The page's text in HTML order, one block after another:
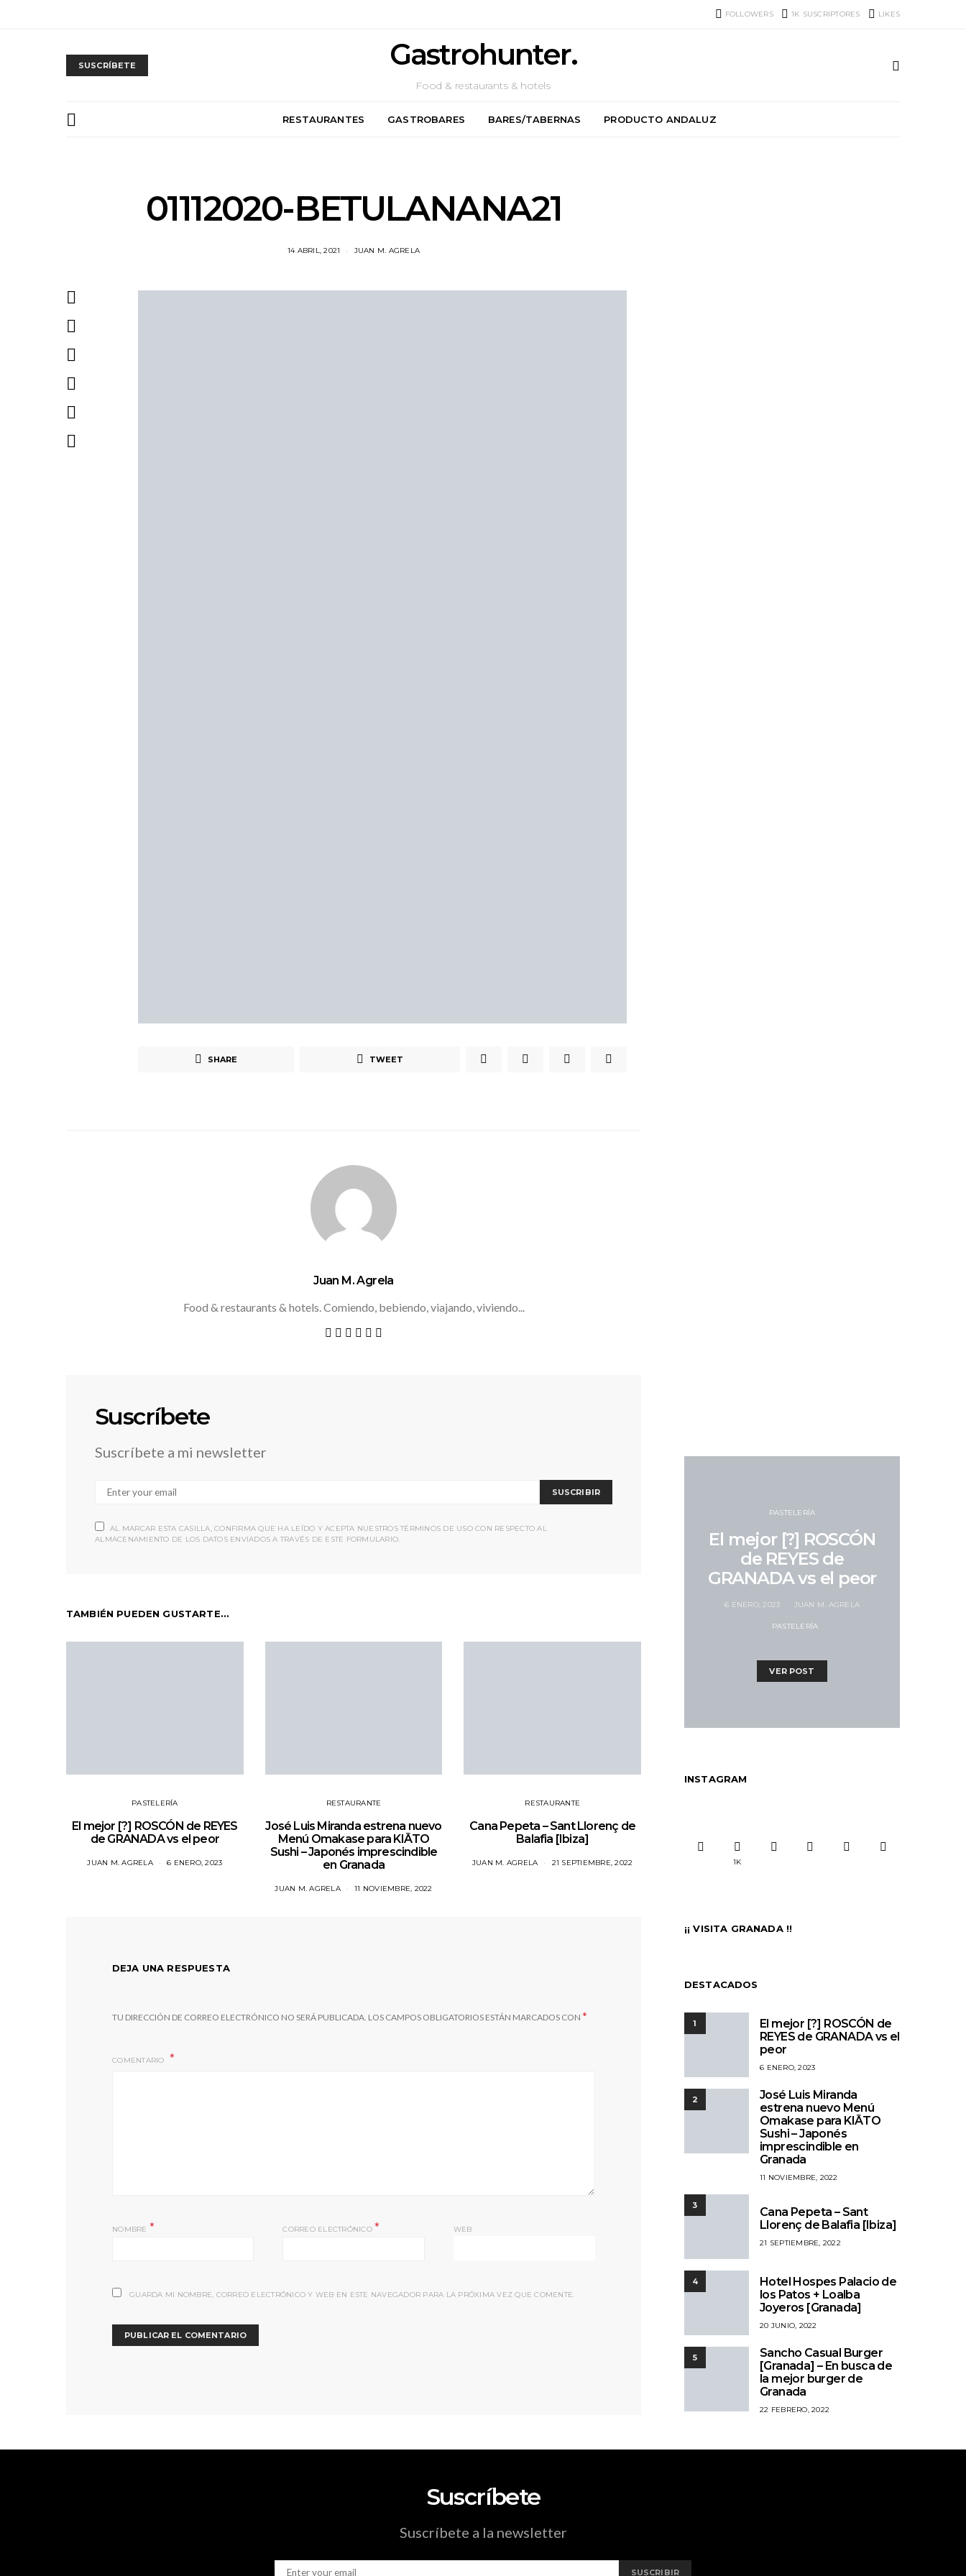
FOLLOWERS 1K SUSCRIPTORES LIKES
SUSCRÍBETE Gastrohunter.
Food & restaurants & hotels
RESTAURANTES GASTROBARES BARES/TABERNAS PRODUCTO ANDALUZ
01112020-BETULANANA21
14 ABRIL, 2021 JUAN M. AGRELA
SHARE TWEET
Juan M. Agrela
Food & restaurants & hotels. Comiendo, bebiendo, viajando, viviendo...
Suscríbete
Suscríbete a mi newsletter
SUSCRIBIR
AL MARCAR ESTA CASILLA, CONFIRMA QUE HA LEÍDO Y ACEPTA NUESTROS TÉRMINOS DE USO CON RESPECTO AL
ALMACENAMIENTO DE LOS DATOS ENVIADOS A TRAVÉS DE ESTE FORMULARIO.
TAMBIÉN PUEDEN GUSTARTE...
PASTELERÍA
El mejor [?] ROSCÓN de REYES
de GRANADA vs el peor
JUAN M. AGRELA 6 ENERO, 2023
RESTAURANTE
José Luis Miranda estrena nuevo
Menú Omakase para KIĀTO
Sushi – Japonés imprescindible
en Granada
JUAN M. AGRELA 11 NOVIEMBRE, 2022
RESTAURANTE
Cana Pepeta – Sant Llorenç de
Balafia [Ibiza]
JUAN M. AGRELA 21 SEPTIEMBRE, 2022
DEJA UNA RESPUESTA
TU DIRECCIÓN DE CORREO ELECTRÓNICO NO SERÁ PUBLICADA. LOS CAMPOS OBLIGATORIOS ESTÁN MARCADOS CON *
COMENTARIO
NOMBRE * CORREO ELECTRÓNICO* WEB
GUARDA MI NOMBRE, CORREO ELECTRÓNICO Y WEB EN ESTE NAVEGADOR PARA LA PRÓXIMA VEZ QUE COMENTE.
PASTELERÍA
El mejor [?] ROSCÓN
de REYES de
GRANADA vs el peor
6 ENERO, 2023 JUAN M. AGRELA
PASTELERÍA
VER POST
INSTAGRAM
1K
¡¡ VISITA GRANADA !!
DESTACADOS
1
El mejor [?] ROSCÓN de
REYES de GRANADA vs el
peor
6 ENERO, 2023
2
José Luis Miranda
estrena nuevo Menú
Omakase para KIĀTO
Sushi – Japonés
imprescindible en
Granada
11 NOVIEMBRE, 2022
3
Cana Pepeta – Sant
Llorenç de Balafia [Ibiza]
21 SEPTIEMBRE, 2022
4
Hotel Hospes Palacio de
los Patos + Loalba
Joyeros [Granada]
20 JUNIO, 2022
5
Sancho Casual Burger
[Granada] – En busca de
la mejor burger de
Granada
22 FEBRERO, 2022
Suscríbete
Suscríbete a la newsletter
SUSCRIBIR